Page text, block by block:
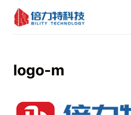
跳
过
logo-m